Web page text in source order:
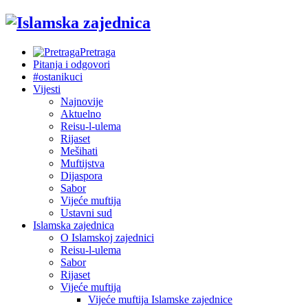
Pretraga
Pitanja i odgovori
#ostanikuci
Vijesti
Najnovije
Aktuelno
Reisu-l-ulema
Rijaset
Mešihati
Muftijstva
Dijaspora
Sabor
Vijeće muftija
Ustavni sud
Islamska zajednica
O Islamskoj zajednici
Reisu-l-ulema
Sabor
Rijaset
Vijeće muftija
Vijeće muftija Islamske zajednice